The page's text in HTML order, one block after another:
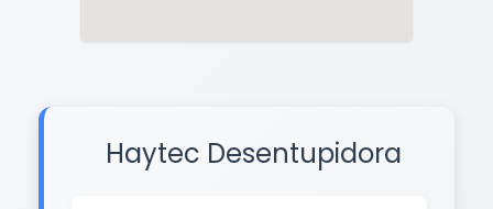
Haytec Desentupidora